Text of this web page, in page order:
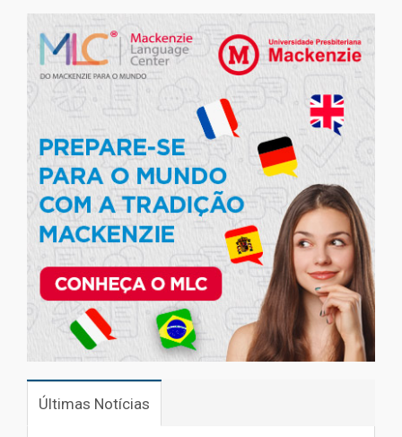
Últimas Notícias